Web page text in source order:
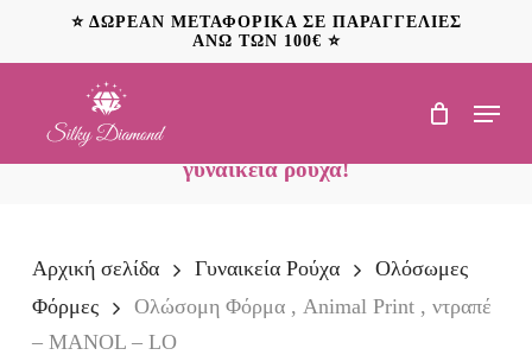
main
⭐ ΔΩΡΕΑΝ ΜΕΤΑΦΟΡΙΚΑ ΣΕ ΠΑΡΑΓΓΕΛΙΕΣ
ΑΝΩ ΤΩΝ 100€ ⭐
Menu
NEO: Ανακαλύψτε
γυναικεία ρούχα!
Αρχική σελίδα Γυναικεία Ρούχα
Ολόσωμες
Φόρμες
Ολώσομη Φόρμα , Animal Print , ντραπέ
– MANOL – LO